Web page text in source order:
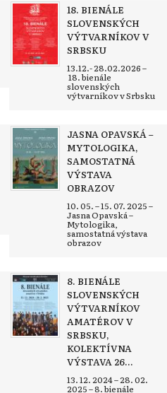
18. BIENÁLE
SLOVENSKÝCH
VÝTVARNÍKOV V
SRBSKU
13.12.- 28.02.2026 –
18. bienále
slovenských
výtvarníkov v Srbsku
JASNA OPAVSKÁ –
MYTOLOGIKA,
SAMOSTATNÁ
VÝSTAVA
OBRAZOV
10. 05. – 15. 07. 2025 –
Jasna Opavská –
Mytologika,
samostatná výstava
obrazov
8. BIENÁLE
SLOVENSKÝCH
VÝTVARNÍKOV
AMATÉROV V
SRBSKU,
KOLEKTÍVNA
VÝSTAVA 26...
13. 12. 2024 – 28. 02.
2025 – 8. bienále